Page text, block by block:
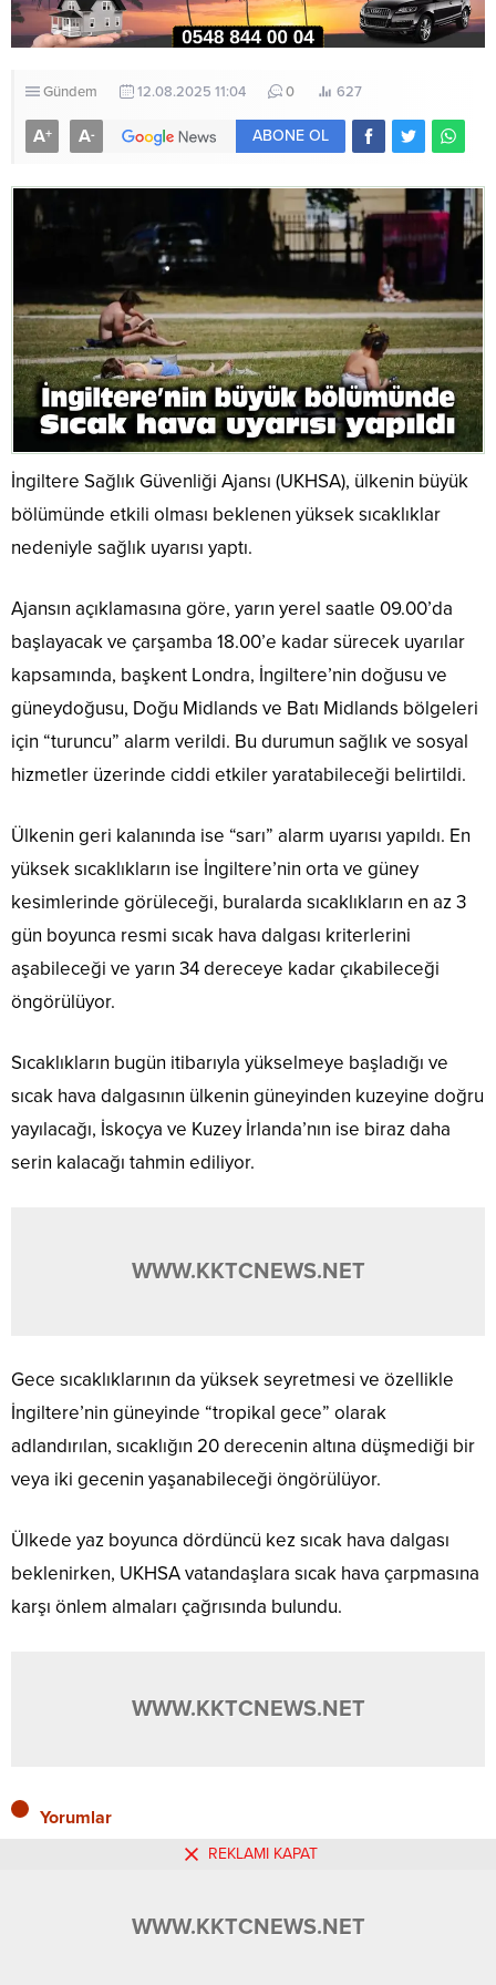
Gündem 12.08.2025 11:04 0 627
A+ A- ABONE OL
İngiltere Sağlık Güvenliği Ajansı (UKHSA), ülkenin büyük
bölümünde etkili olması beklenen yüksek sıcaklıklar
nedeniyle sağlık uyarısı yaptı.
Ajansın açıklamasına göre, yarın yerel saatle 09.00’da
başlayacak ve çarşamba 18.00’e kadar sürecek uyarılar
kapsamında, başkent Londra, İngiltere’nin doğusu ve
güneydoğusu, Doğu Midlands ve Batı Midlands bölgeleri
için “turuncu” alarm verildi. Bu durumun sağlık ve sosyal
hizmetler üzerinde ciddi etkiler yaratabileceği belirtildi.
Ülkenin geri kalanında ise “sarı” alarm uyarısı yapıldı. En
yüksek sıcaklıkların ise İngiltere’nin orta ve güney
kesimlerinde görüleceği, buralarda sıcaklıkların en az 3
gün boyunca resmi sıcak hava dalgası kriterlerini
aşabileceği ve yarın 34 dereceye kadar çıkabileceği
öngörülüyor.
Sıcaklıkların bugün itibarıyla yükselmeye başladığı ve
sıcak hava dalgasının ülkenin güneyinden kuzeyine doğru
yayılacağı, İskoçya ve Kuzey İrlanda’nın ise biraz daha
serin kalacağı tahmin ediliyor.
WWW.KKTCNEWS.NET
Gece sıcaklıklarının da yüksek seyretmesi ve özellikle
İngiltere’nin güneyinde “tropikal gece” olarak
adlandırılan, sıcaklığın 20 derecenin altına düşmediği bir
veya iki gecenin yaşanabileceği öngörülüyor.
Ülkede yaz boyunca dördüncü kez sıcak hava dalgası
beklenirken, UKHSA vatandaşlara sıcak hava çarpmasına
karşı önlem almaları çağrısında bulundu.
WWW.KKTCNEWS.NET
Yorumlar
REKLAMI KAPAT
WWW.KKTCNEWS.NET